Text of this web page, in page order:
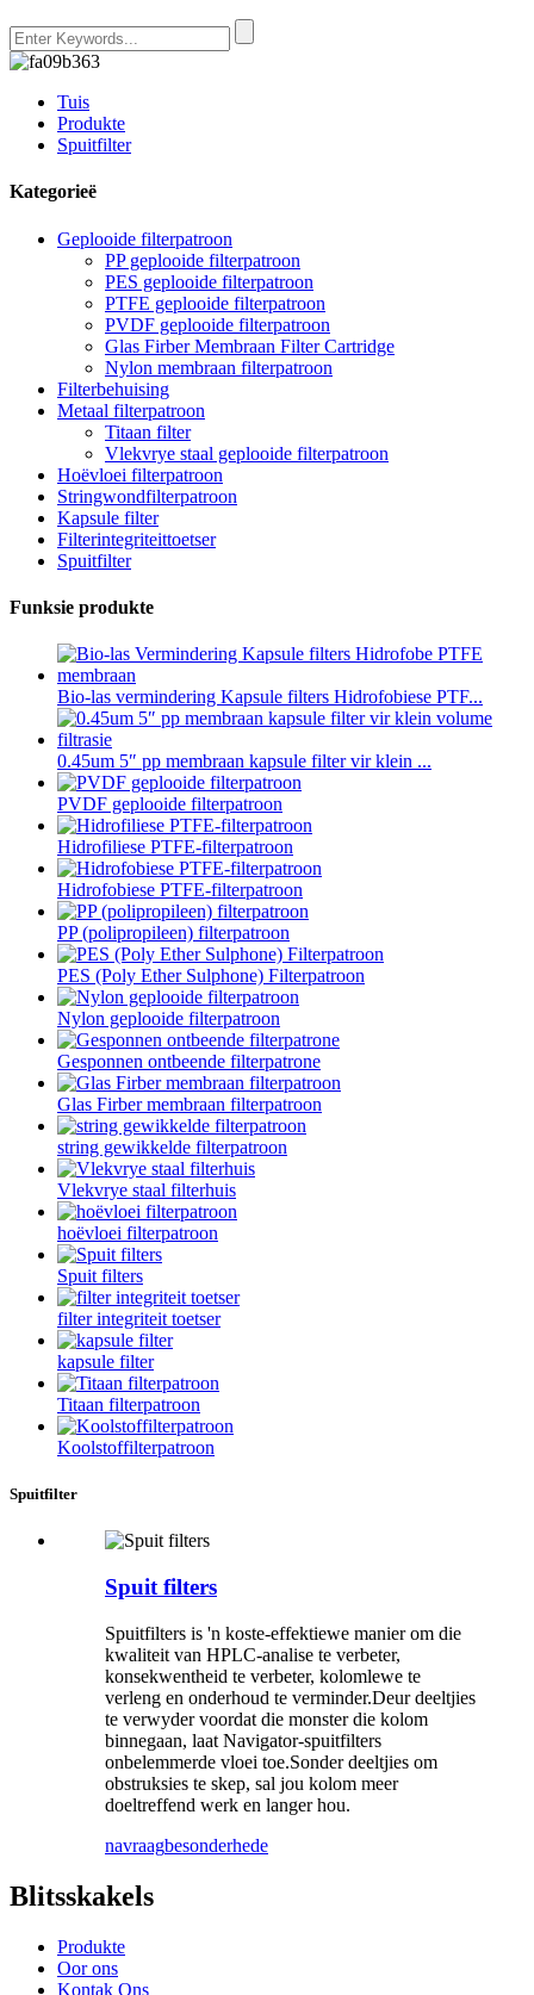
Tuis
Produkte
Spuitfilter
Kategorieë
Geplooide filterpatroon
PP geplooide filterpatroon
PES geplooide filterpatroon
PTFE geplooide filterpatroon
PVDF geplooide filterpatroon
Glas Firber Membraan Filter Cartridge
Nylon membraan filterpatroon
Filterbehuising
Metaal filterpatroon
Titaan filter
Vlekvrye staal geplooide filterpatroon
Hoëvloei filterpatroon
Stringwondfilterpatroon
Kapsule filter
Filterintegriteittoetser
Spuitfilter
Funksie produkte
Bio-las vermindering Kapsule filters Hidrofobiese PTF...
0.45um 5″ pp membraan kapsule filter vir klein ...
PVDF geplooide filterpatroon
Hidrofiliese PTFE-filterpatroon
Hidrofobiese PTFE-filterpatroon
PP (polipropileen) filterpatroon
PES (Poly Ether Sulphone) Filterpatroon
Nylon geplooide filterpatroon
Gesponnen ontbeende filterpatrone
Glas Firber membraan filterpatroon
string gewikkelde filterpatroon
Vlekvrye staal filterhuis
hoëvloei filterpatroon
Spuit filters
filter integriteit toetser
kapsule filter
Titaan filterpatroon
Koolstoffilterpatroon
Spuitfilter
Spuit filters
Spuitfilters is 'n koste-effektiewe manier om die
kwaliteit van HPLC-analise te verbeter,
konsekwentheid te verbeter, kolomlewe te
verleng en onderhoud te verminder.Deur deeltjies
te verwyder voordat die monster die kolom
binnegaan, laat Navigator-spuitfilters
onbelemmerde vloei toe.Sonder deeltjies om
obstruksies te skep, sal jou kolom meer
doeltreffend werk en langer hou.
navraagbesonderhede
Blitsskakels
Produkte
Oor ons
Kontak Ons